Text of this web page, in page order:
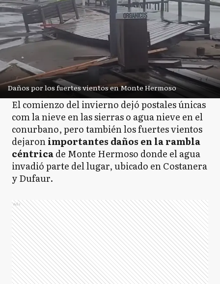
Daños por los fuertes vientos en Monte Hermoso
El comienzo del invierno dejó postales únicas
com la nieve en las sierras o agua nieve en el
conurbano, pero también los fuertes vientos
dejaronimportantes daños en la rambla
céntricade Monte Hermoso donde el agua
invadió parte del lugar, ubicado en Costanera
y Dufaur.
Ads